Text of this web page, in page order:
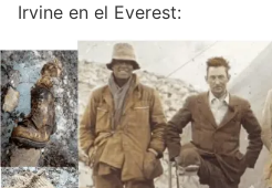
Irvine en el Everest: